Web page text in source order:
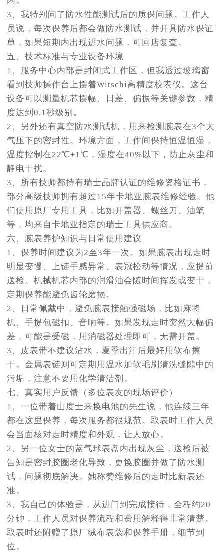
3、我特别问了防水性能测试后的质保问题。工作人
员说，每次保养后都会做防水测试，并开具防水保证
单，如果短期内出现进水问题，可回店复查。
五、技术标准与专业设备环境
1、服务中心内部是封闭式工作区，但我透过玻璃窗
看到技师操作台上摆着Witschi高精度校表仪。这台
设备可以测量机芯摆幅、日差、偏振等关键参数，精
度达到0.1秒级别。
2、另外还有真空防水测试机，用来检测腕表在3个大
气压下的密封性。环境方面，工作间保持恒温恒湿，
温度控制在22℃±1℃，湿度在40%以下，防止灰尘和
静电干扰。
3、所有技师都持有瑞士品牌认证的维修资格证书，
部分高级技师拥有超过15年卡地亚腕表维修经验。他
们使用原厂专用工具，比如开盖器、螺丝刀、油笔
等，均来自卡地亚指定的瑞士工具供应商。
六、腕表养护知识与日常使用建议
1、保养时间建议为2至3年一次。如果腕表出现走时
明显变慢、上链手感异常、表冠松动等情况，应提前
送检。机械机芯内部的润滑油会随时间挥发或变干，
定期保养能避免齿轮磨损。
2、日常佩戴中，避免腕表接触强磁场，比如麻将
机、手提包磁扣、音响等。如果发现走时突然大幅偏
差，可能是受磁，用消磁器处理即可，无需开盖。
3、皮表带不建议沾水，夏季出汗后最好用软布擦
干。金属表链则可定期用温水加软毛刷清洗缝隙中的
污垢，注意不要用化学清洁剂。
七、真实用户反馈（多位表友的现场评价）
1、一位带着山度士来换电池的先生说，他连续三年
都在这里保养，每次服务都很规范。取表时工作人员
会当面核对走时精度和外观，让人放心。
2、另一位女士的蓝气球表盘内出现灰尘，送检后被
告知是密封胶圈老化导致，更换胶圈并做了防水测
试，问题彻底解决。她称赞维修后的走时比新表还
准。
3、我自己的体验是，从进门到完成接待，全程约20
分钟，工作人员对保养流程和费用解释得非常清楚。
取表时还附赠了原厂绒布表袋和保养手册，细节到
位。